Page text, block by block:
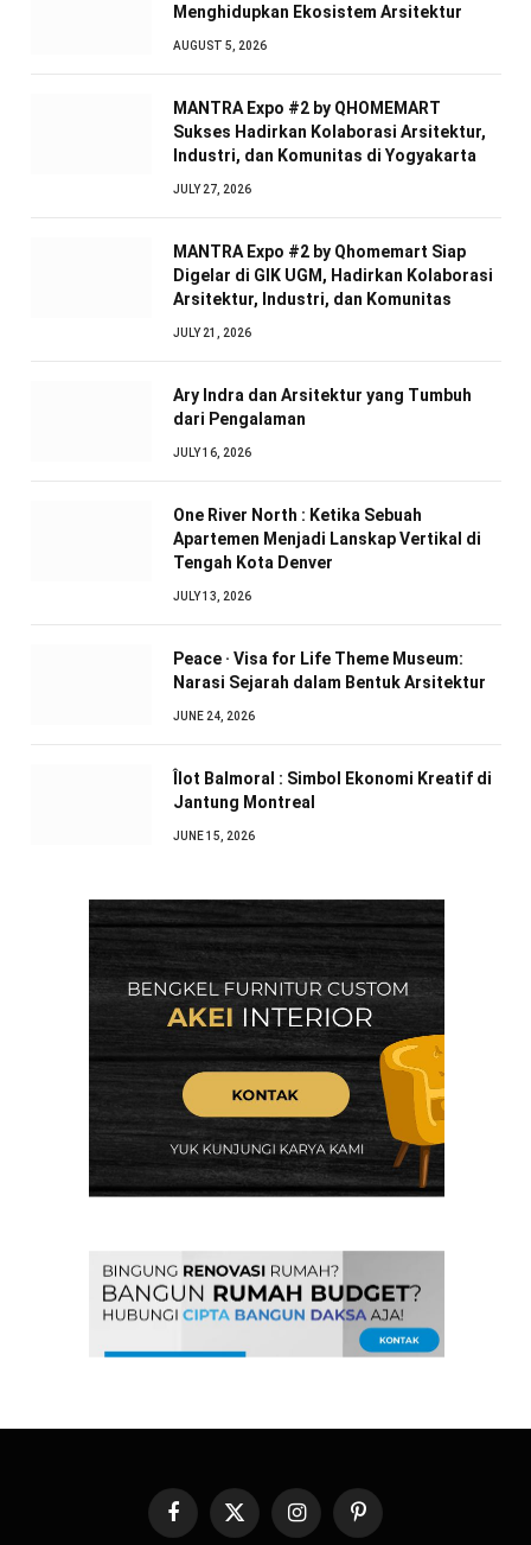
Menghidupkan Ekosistem Arsitektur
AUGUST 5, 2026
MANTRA Expo #2 by QHOMEMART
Sukses Hadirkan Kolaborasi Arsitektur,
Industri, dan Komunitas di Yogyakarta
JULY 27, 2026
MANTRA Expo #2 by Qhomemart Siap
Digelar di GIK UGM, Hadirkan Kolaborasi
Arsitektur, Industri, dan Komunitas
JULY 21, 2026
Ary Indra dan Arsitektur yang Tumbuh
dari Pengalaman
JULY 16, 2026
One River North : Ketika Sebuah
Apartemen Menjadi Lanskap Vertikal di
Tengah Kota Denver
JULY 13, 2026
Peace · Visa for Life Theme Museum:
Narasi Sejarah dalam Bentuk Arsitektur
JUNE 24, 2026
Îlot Balmoral : Simbol Ekonomi Kreatif di
Jantung Montreal
JUNE 15, 2026
FacebookX
InstagramPinterest